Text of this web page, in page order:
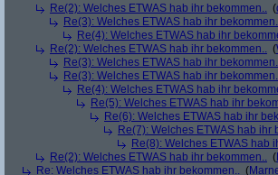
Re(2): Welches ETWAS hab ihr bekommen.. (
Re(3): Welches ETWAS hab ihr
Re(4): Welches ETWAS hab ihr
Re(2): Welches ETWAS hab ihr bekommen.. (
Re(3): Welches ETWAS hab ihr
Re(3): Welches ETWAS hab ihr
Re(4): Welches ETWAS hab ihr
Re(5): Welches ETWAS hab ihr
Re(6): Welches ETWAS hab ihr
Re(7): Welches ETWAS hab ihr
Re(8): Welches ETWAS hab
Re(2): Welches ETWAS hab ihr bekommen.. (
Re: Welches ETWAS hab ihr bekommen.. (